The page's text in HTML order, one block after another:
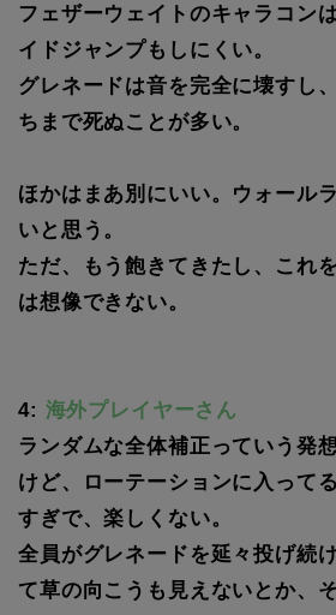
フェザーウェイトのキャラコン
イドジャンプもしにくい。
グレネードは音を完全に壊すし
ちまで死ぬことが多い。
ほかはまあ別にいい。ウォール
いと思う。
ただ、もう飽きてきたし、これ
は想像できない。
4: 海外プレイヤーさん
ランダムな全体補正っていう発
けど、ローテーションに入って
すぎで、楽しくない。
全員がグレネードを延々投げ続
て草の向こうも見えないとか、